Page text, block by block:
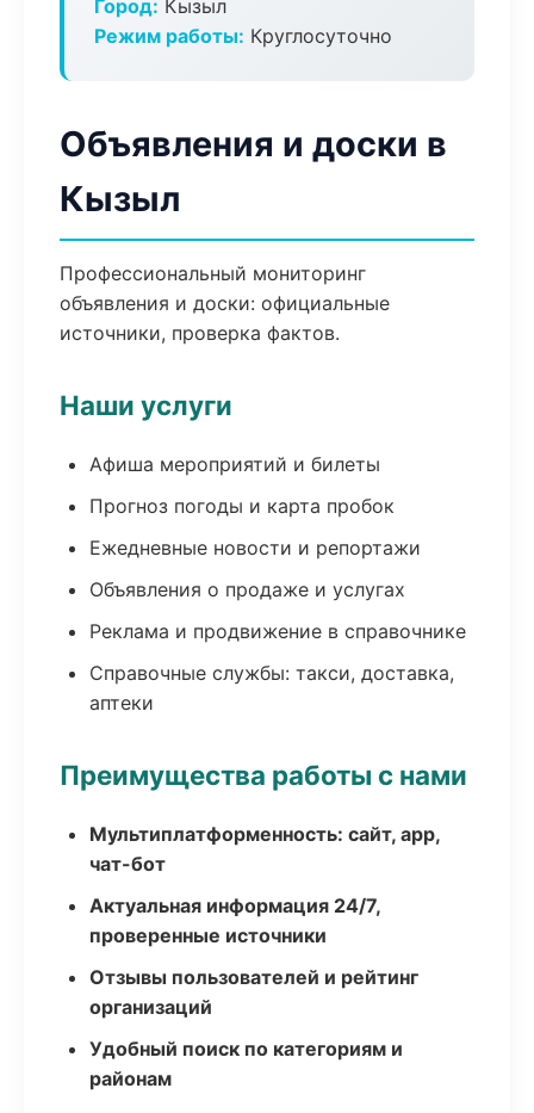
Город: Кызыл
Режим работы: Круглосуточно
Объявления и доски в
Кызыл
Профессиональный мониторинг
объявления и доски: официальные
источники, проверка фактов.
Наши услуги
Афиша мероприятий и билеты
Прогноз погоды и карта пробок
Ежедневные новости и репортажи
Объявления о продаже и услугах
Реклама и продвижение в справочнике
Справочные службы: такси, доставка,
аптеки
Преимущества работы с нами
Мультиплатформенность: сайт, app,
чат-бот
Актуальная информация 24/7,
проверенные источники
Отзывы пользователей и рейтинг
организаций
Удобный поиск по категориям и
районам